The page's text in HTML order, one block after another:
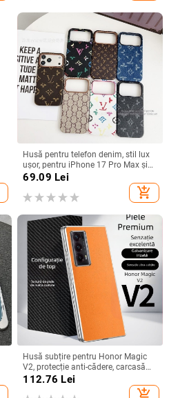
Husă pentru telefon denim, stil lux
ușor, pentru iPhone 17 Pro Max și
iPhone 16, cu acoperire totală
69.09 Lei
add_shopping_cart
Husă subțire pentru Honor Magic
V2, protecție anti-cădere, carcasă
dură pentru ecran pliabil, finisaj PU
112.76 Lei
add_shopping_cart